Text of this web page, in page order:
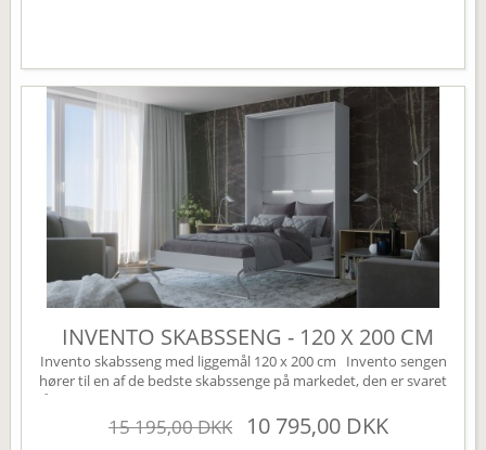
INVENTO SKABSSENG - 120 X 200 CM
Invento skabsseng med liggemål 120 x 200 cm Invento sengen
hører til en af de bedste skabssenge på markedet, den er svaret
på den perfekte Murphy bed. Sengen leveres som standard uden
højskabe, disse kan tilkøbes under varianten højskabe (øverst til
højre). Sengen har mange smarte finesser, den er bl.a. udstyret
15 195,00 DKK 10 795,00 DKK